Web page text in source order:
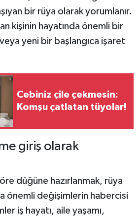
bir rüya olarak yorumlanır.
kişinin hayatında önemli bir
yeni bir başlangıca işaret
Cebiniz çile çekmesin:
Komşu çatlatan tüyolar!
giriş olarak
düğüne hazırlanmak, rüya
önemli değişimlerin habercisi
iş hayatı, aile yaşamı,